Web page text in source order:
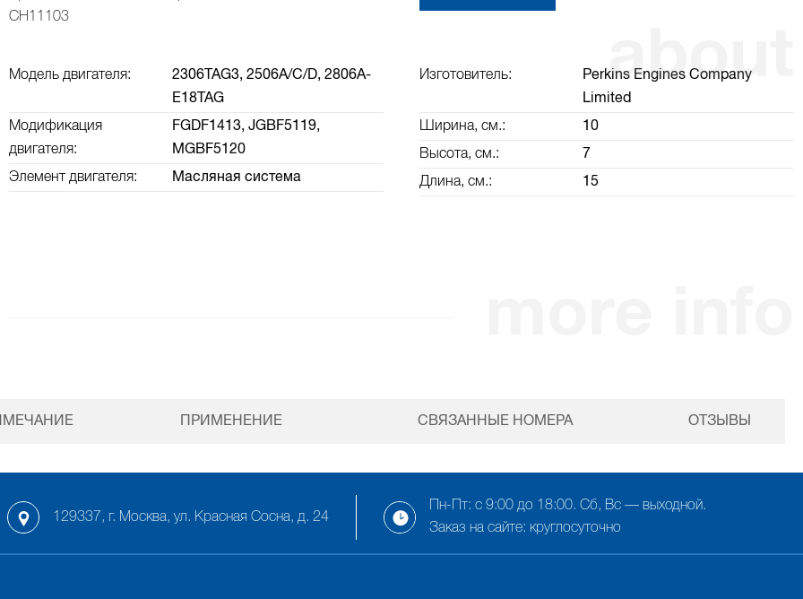
CH11103
Модель двигателя: 2306TAG3, 2506A/C/D, 2806A-
E18TAG
Модификация
двигателя:
FGDF1413, JGBF5119,
MGBF5120
Элемент двигателя: Масляная система
Изготовитель:
Perkins Engines Company
Limited
Ширина, см.: 10
Высота, см.: 7
Длина, см.: 15
ПРИМЕНЕНИЕ СВЯЗАННЫЕ НОМЕРА ОТЗЫВЫ
129337, г. Москва, ул. Красная Сосна, д. 24
Пн-Пт: с 9:00 до 18:00. Сб, Вс — выходной.
Заказ на сайте: круглосуточно